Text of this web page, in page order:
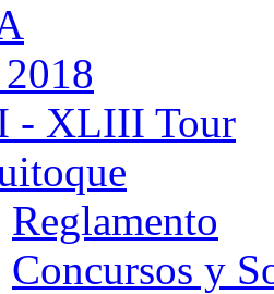
- XLIII Tour
Reglamento
Concursos y